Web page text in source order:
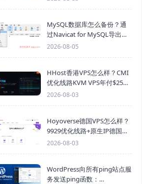
MySQL数据库怎么备份？通
过Navicat for MySQL导出
Mysql数据库为SQL格式备份
2026-08-05
HHost香港VPS怎么样？CMI
优化线路KVM VPS年付$25
起，4GB内存优惠套餐
2026-08-03
Hoyoverse德国VPS怎么样？
9929优化线路+原生IP德国
KVM VPS推荐
2026-08-03
WordPress向所有ping站点服
务发送ping函数：